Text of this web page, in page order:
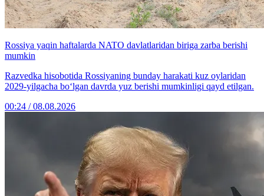
Rossiya yaqin haftalarda NATO davlatlaridan biriga zarba berishi
mumkin
Razvedka hisobotida Rossiyaning bunday harakati kuz oylaridan
2029-yilgacha bo‘lgan davrda yuz berishi mumkinligi qayd etilgan.
00:24 / 08.08.2026